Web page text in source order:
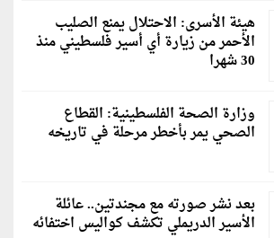
هيئة الأسرى: الاحتلال يمنع الصليب
الأحمر من زيارة أي أسير فلسطيني منذ
30 شهرا
وزارة الصحة الفلسطينية: القطاع
الصحي يمر بأخطر مرحلة في تاريخه
بعد نشر صورته مع مجندتين.. عائلة
الأسير الدريملي تكشف كواليس اختفائه